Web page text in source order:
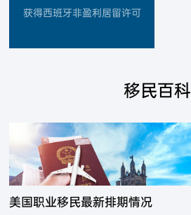
获得西班牙非盈利居留许可
移民百科
美国职业移民最新排期情况